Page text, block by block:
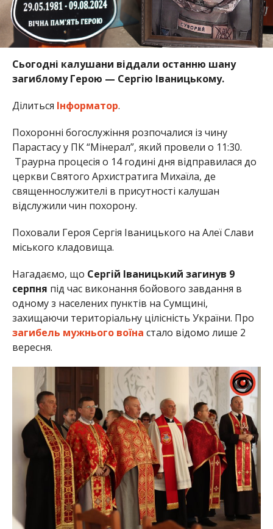
Сьогодні калушани віддали останню шану
загиблому Герою — Сергію Іваницькому.
Ділиться Інформатор.
Похоронні богослужіння розпочалися із чину
Парастасу у ПК “Мінерал”, який провели о 11:30.
Траурна процесія о 14 годині дня відправилася до
церкви Святого Архистратига Михаїла, де
священнослужителі в присутності калушан
відслужили чин похорону.
Поховали Героя Сергія Іваницького на Алеї Слави
міського кладовища.
Нагадаємо, що Сергій Іваницький загинув 9
серпня під час виконання бойового завдання в
одному з населених пунктів на Сумщині,
захищаючи територіальну цілісність України. Про
загибель мужнього воїна стало відомо лише 2
вересня.